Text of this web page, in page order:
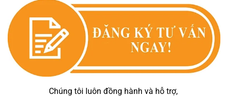
Chúng tôi luôn đồng hành và hỗ trợ,